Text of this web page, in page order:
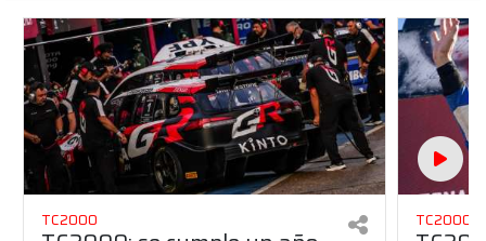
TC2000 TC2000